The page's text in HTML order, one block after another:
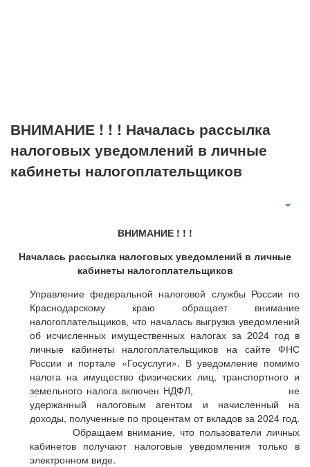
ВНИМАНИЕ ! ! ! Началась рассылка
налоговых уведомлений в личные
кабинеты налогоплательщиков
ВНИМАНИЕ ! ! !
Началась рассылка налоговых уведомлений в личные
кабинеты налогоплательщиков
Управление федеральной налоговой службы России по
Краснодарскому краю обращает внимание
налогоплательщиков, что началась выгрузка уведомлений
об исчисленных имущественных налогах за 2024 год в
личные кабинеты налогоплательщиков на сайте ФНС
России и портале «Госуслуги». В уведомление помимо
налога на имущество физических лиц, транспортного и
земельного налога включен НДФЛ, не
удержанный налоговым агентом и начисленный на
доходы, полученные по процентам от вкладов за 2024 год.
Обращаем внимание, что пользователи личных
кабинетов получают налоговые уведомления только в
электронном виде.